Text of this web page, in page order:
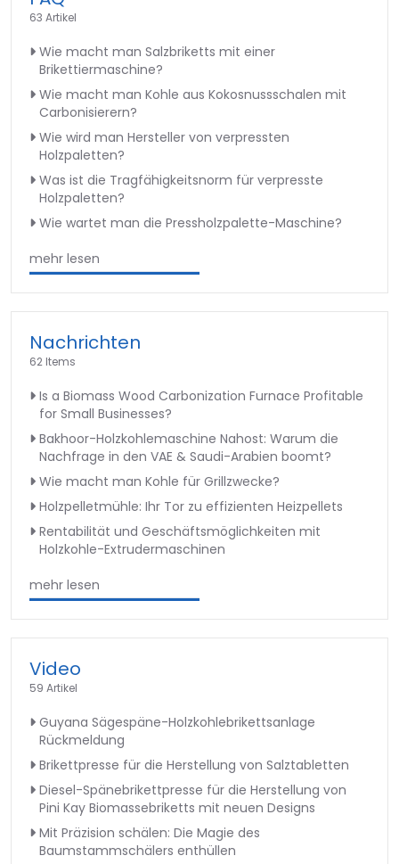
63 Artikel
Wie macht man Salzbriketts mit einer
Brikettiermaschine?
Wie macht man Kohle aus Kokosnussschalen mit
Carbonisierern?
Wie wird man Hersteller von verpressten
Holzpaletten?
Was ist die Tragfähigkeitsnorm für verpresste
Holzpaletten?
Wie wartet man die Pressholzpalette-Maschine?
mehr lesen
Nachrichten
62 Items
Is a Biomass Wood Carbonization Furnace Profitable
for Small Businesses?
Bakhoor-Holzkohlemaschine Nahost: Warum die
Nachfrage in den VAE & Saudi-Arabien boomt?
Wie macht man Kohle für Grillzwecke?
Holzpelletmühle: Ihr Tor zu effizienten Heizpellets
Rentabilität und Geschäftsmöglichkeiten mit
Holzkohle-Extrudermaschinen
mehr lesen
Video
59 Artikel
Guyana Sägespäne-Holzkohlebrikettsanlage
Rückmeldung
Brikettpresse für die Herstellung von Salztabletten
Diesel-Spänebrikettpresse für die Herstellung von
Pini Kay Biomassebriketts mit neuen Designs
Mit Präzision schälen: Die Magie des
Baumstammschälers enthüllen